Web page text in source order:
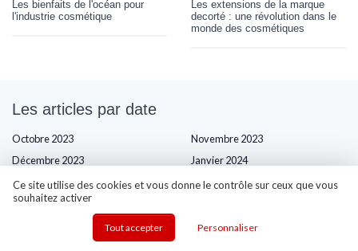
Les bienfaits de l'océan pour
l'industrie cosmétique
Les extensions de la marque
decorté : une révolution dans le
monde des cosmétiques
Les articles par date
Octobre 2023
Novembre 2023
Décembre 2023
Janvier 2024
Février 2024
Mars 2024
Avril 2024
Juillet 2024
Ce site utilise des cookies et vous donne le contrôle sur ceux que vous
souhaitez activer
Tout accepter Personnaliser